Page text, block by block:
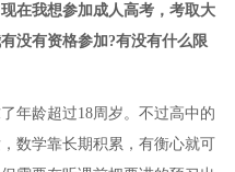
在我想参加成人高考，考取大
没有资格参加?有没有什么限
年龄超过18周岁。不过高中的
数学靠长期积累，有衡心就可